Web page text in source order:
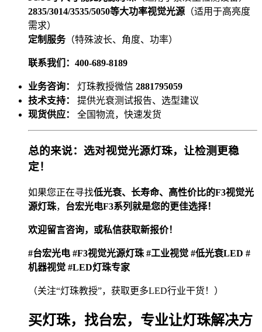
2835/3014/3535/5050等大功率视觉光源 （适用于高亮度
需求）
定制服务（特殊波长、角度、功率）
联系我们：400-689-8189
业务咨询： 灯珠教授微信 2881795059
技术支持：
提供光衰测试报告、选型建议
现货供应：
全国物流，快速发货
总的来说：选对视觉光源灯珠，让检测更稳
定！
如果您正在寻找低光衰、长寿命、高性价比的F3视觉光
源灯珠， 台宏光电F3系列就是您的更佳选择！
欢迎留言咨询，或私信获取新报价！
#台宏光电 #F3视觉光源灯珠 #工业视觉 #低光衰LED #
机器视觉 #LED灯珠专家
（关注“灯珠教授”，获取更多LED行业干货！）
买灯珠，找台宏，专业让灯珠解决方